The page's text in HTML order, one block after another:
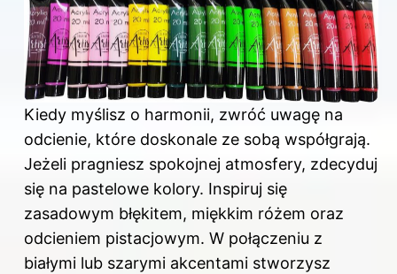
Kiedy myślisz o harmonii, zwróć uwagę na
odcienie, które doskonale ze sobą współgrają.
Jeżeli pragniesz spokojnej atmosfery, zdecyduj
się na pastelowe kolory. Inspiruj się
zasadowym błękitem, miękkim różem oraz
odcieniem pistacjowym. W połączeniu z
białymi lub szarymi akcentami stworzysz